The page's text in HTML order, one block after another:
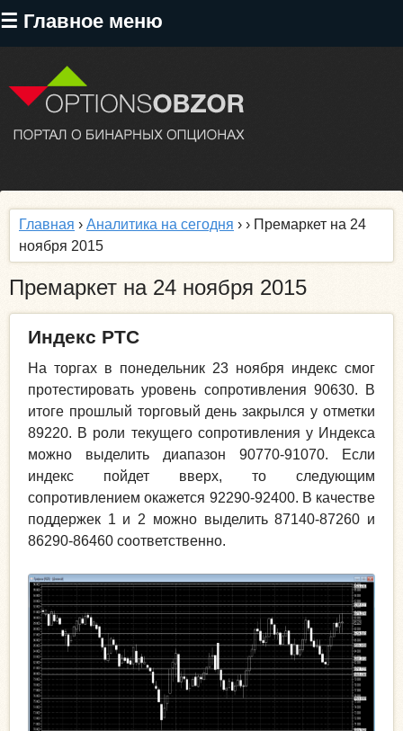
☰ Главное меню
Перейти
содержанию
Главная › Аналитика на сегодня › › Премаркет на 24
ноября 2015
Премаркет на 24 ноября 2015
Индекс РТС
На торгах в понедельник 23 ноября индекс смог
протестировать уровень сопротивления 90630. В
итоге прошлый торговый день закрылся у отметки
89220. В роли текущего сопротивления у Индекса
можно выделить диапазон 90770-91070. Если
индекс пойдет вверх, то следующим
сопротивлением окажется 92290-92400. В качестве
поддержек 1 и 2 можно выделить 87140-87260 и
86290-86460 соответственно.